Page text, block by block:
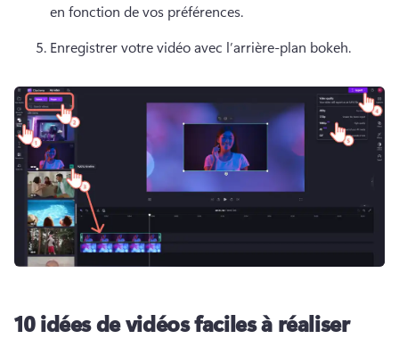
en fonction de vos préférences.
Enregistrer votre vidéo avec l’arrière-plan bokeh.
10 idées de vidéos faciles à réaliser